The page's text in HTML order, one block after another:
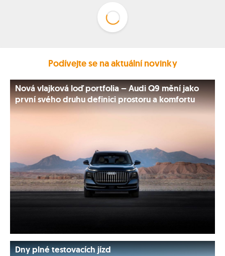
Podívejte se na aktuální novinky
Nová vlajková loď portfolia – Audi Q9 mění jako
první svého druhu definici prostoru a komfortu
Dny plné testovacích jízd